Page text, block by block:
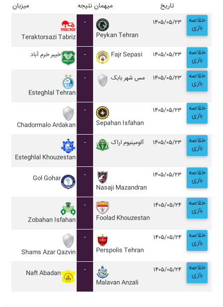
میزبان نتیجه میهمان تاریخ
Teraktorsazi Tabriz
-
Peykan Tehran
۱۴۰۵/۰۵/۲۳ خلاصه
بازی
خيبر خرم آباد - Fajr Sepasi ۱۴۰۵/۰۵/۲۳ خلاصه
بازی
Esteghlal Tehran
- مس شهر بابک ۱۴۰۵/۰۵/۲۳ خلاصه
بازی
Chadormalo Ardakan
-
Sepahan Isfahan
۱۴۰۵/۰۵/۲۳ خلاصه
بازی
Esteghlal Khouzestan
- آلومينيوم اراک ۱۴۰۵/۰۵/۲۳ خلاصه
بازی
Gol Gohar
-
Nasaji Mazandran
۱۴۰۵/۰۵/۲۳ خلاصه
بازی
Zobahan Isfahan
-
Foolad Khouzestan
۱۴۰۵/۰۵/۲۴ خلاصه
بازی
Shams Azar Qazvin
-
Perspolis Tehran
۱۴۰۵/۰۵/۲۴ خلاصه
بازی
Naft Abadan
-
Malavan Anzali
۱۴۰۵/۰۵/۲۴ خلاصه
بازی